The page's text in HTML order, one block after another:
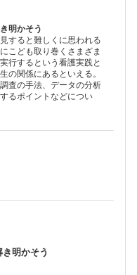
おける倫理的配慮
の概要，投稿者と論文査読のマ
まざまな研究デザイン；横断
ランダム化比較試験の活用
の活用
レビュー，スコーピングレビ
棟での現状改善に向けた研究
有用性と患者理解に関する現
明かそう
すると難しくに思われる
こども取り巻くさまざま
行するという看護実践と
の関係にあるといえる。
査の手法、データの分析
るポイントなどについ
明かそう